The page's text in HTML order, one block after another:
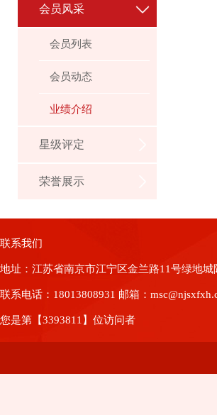
会员风采
会员列表
会员动态
业绩介绍
星级评定
荣誉展示
联系我们
地址：江苏省南京市江宁区金兰路11号绿地
联系电话：18013808931 邮箱：
您是第【3393811】位访问者